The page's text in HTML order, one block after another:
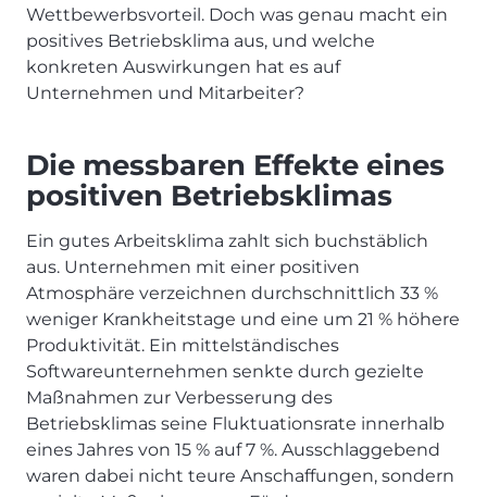
Wettbewerbsvorteil. Doch was genau macht ein
positives Betriebsklima aus, und welche
konkreten Auswirkungen hat es auf
Unternehmen und Mitarbeiter?
Die messbaren Effekte eines
positiven Betriebsklimas
Ein gutes Arbeitsklima zahlt sich buchstäblich
aus. Unternehmen mit einer positiven
Atmosphäre verzeichnen durchschnittlich 33 %
weniger Krankheitstage und eine um 21 % höhere
Produktivität. Ein mittelständisches
Softwareunternehmen senkte durch gezielte
Maßnahmen zur Verbesserung des
Betriebsklimas seine Fluktuationsrate innerhalb
eines Jahres von 15 % auf 7 %. Ausschlaggebend
waren dabei nicht teure Anschaffungen, sondern